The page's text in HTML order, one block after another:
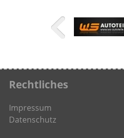
Rechtliches
Impressum
Datenschutz